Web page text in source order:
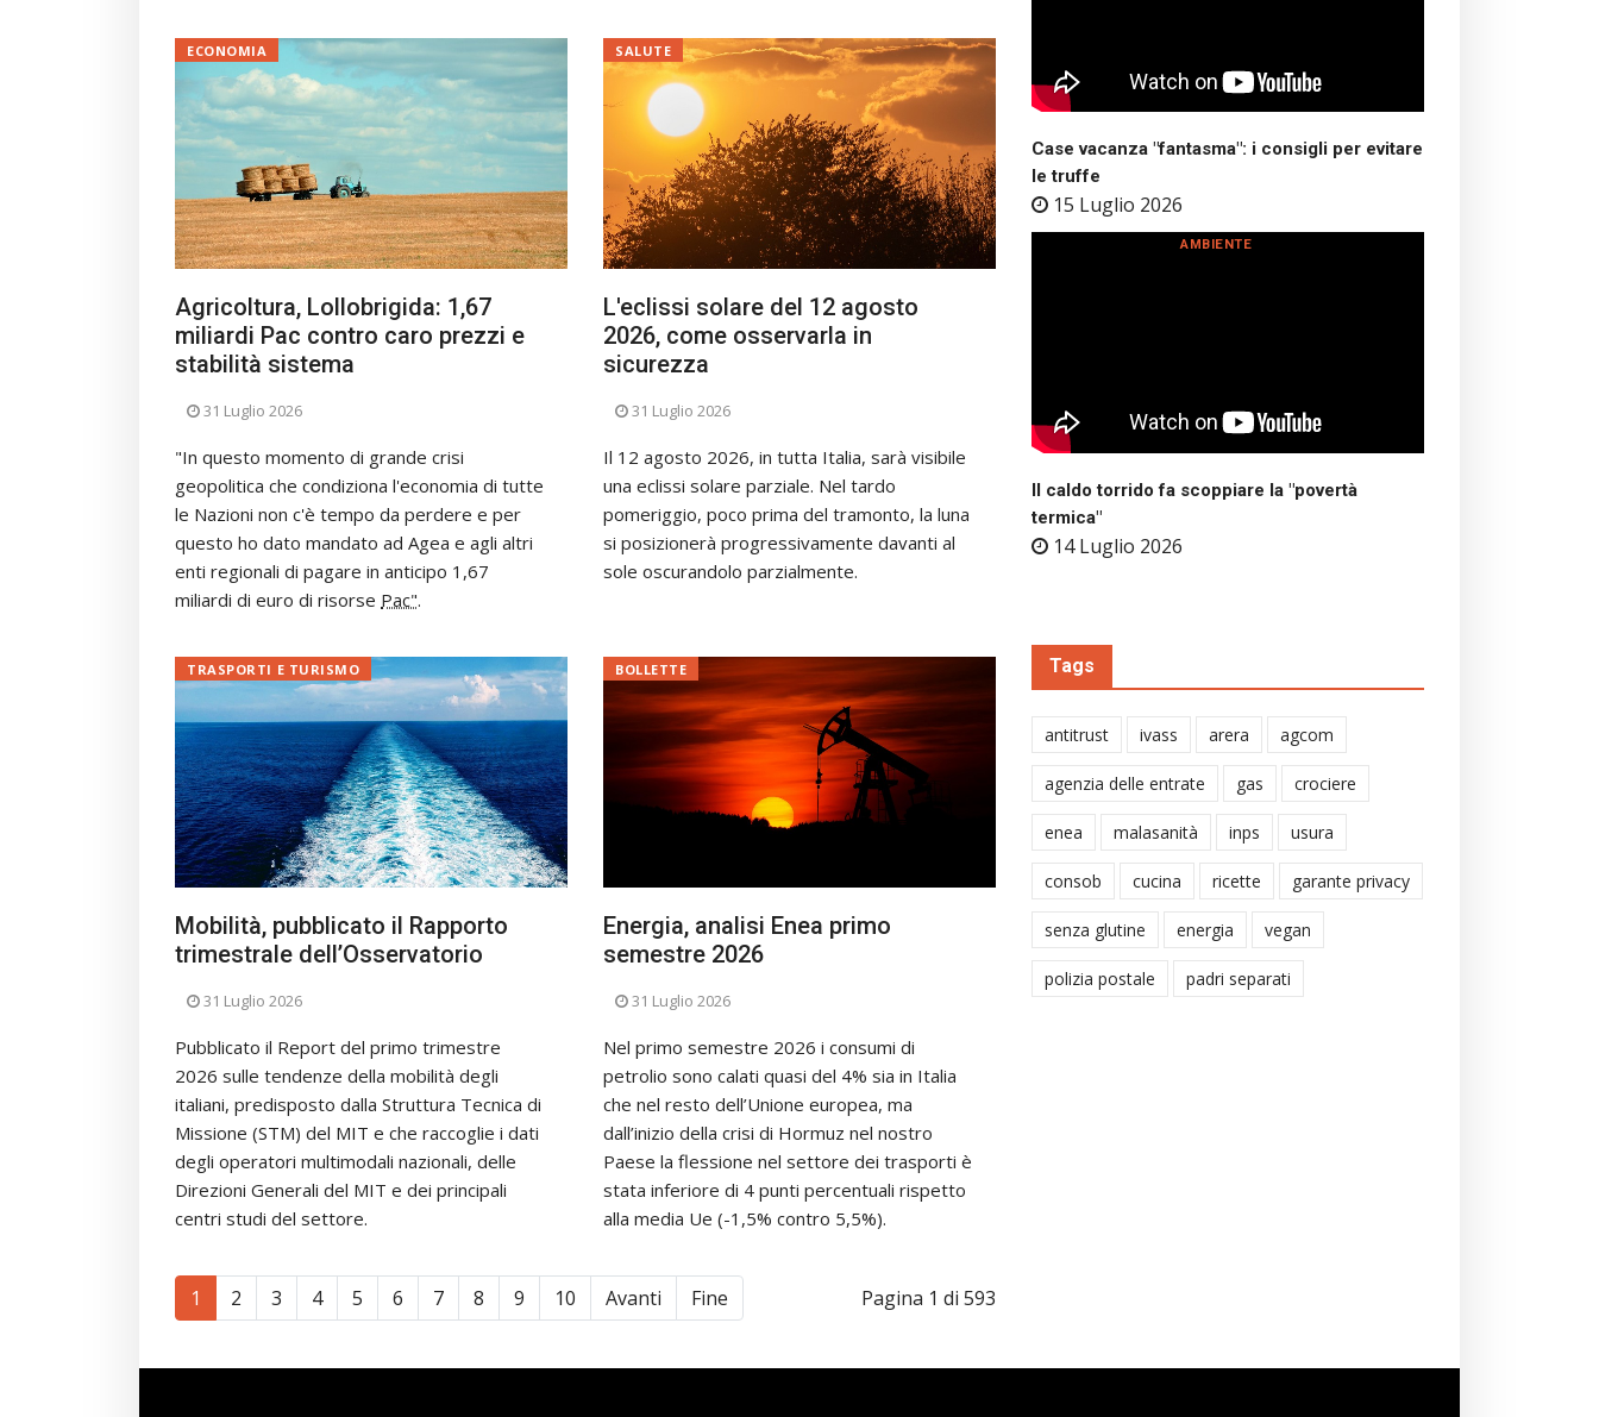
Agricoltura, Lollobrigida: 1,67
miliardi Pac contro caro prezzi e
stabilità sistema
ECONOMIA
31 Luglio 2026
"In questo momento di grande crisi
geopolitica che condiziona l'economia di tutte
le Nazioni non c'è tempo da perdere e per
questo ho dato mandato ad Agea e agli altri
enti regionali di pagare in anticipo 1,67
miliardi di euro di risorse Pac".
L'eclissi solare del 12 agosto
2026, come osservarla in
sicurezza
SALUTE
31 Luglio 2026
Il 12 agosto 2026, in tutta Italia, sarà visibile
una eclissi solare parziale. Nel tardo
pomeriggio, poco prima del tramonto, la luna
si posizionerà progressivamente davanti al
sole oscurandolo parzialmente.
Mobilità, pubblicato il Rapporto
trimestrale dell’Osservatorio
TRASPORTI E TURISMO
31 Luglio 2026
Pubblicato il Report del primo trimestre
2026 sulle tendenze della mobilità degli
italiani, predisposto dalla Struttura Tecnica di
Missione (STM) del MIT e che raccoglie i dati
degli operatori multimodali nazionali, delle
Direzioni Generali del MIT e dei principali
centri studi del settore.
Energia, analisi Enea primo
semestre 2026
BOLLETTE
31 Luglio 2026
Nel primo semestre 2026 i consumi di
petrolio sono calati quasi del 4% sia in Italia
che nel resto dell’Unione europea, ma
dall’inizio della crisi di Hormuz nel nostro
Paese la flessione nel settore dei trasporti è
stata inferiore di 4 punti percentuali rispetto
alla media Ue (-1,5% contro 5,5%).
1 2 3 4 5 6 7 8 9 10 Avanti Fine Pagina 1 di 593
Case vacanza "fantasma": i consigli per evitare
le truffe
15 Luglio 2026
Il caldo torrido fa scoppiare la "povertà
termica"
14 Luglio 2026
AMBIENTE
Tags
antitrust ivass arera agcom
agenzia delle entrate gas crociere
enea malasanità inps usura
consob cucina ricette garante privacy
senza glutine energia vegan
polizia postale padri separati